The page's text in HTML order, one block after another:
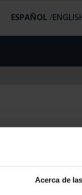
Acerca de
ESPAÑOL /